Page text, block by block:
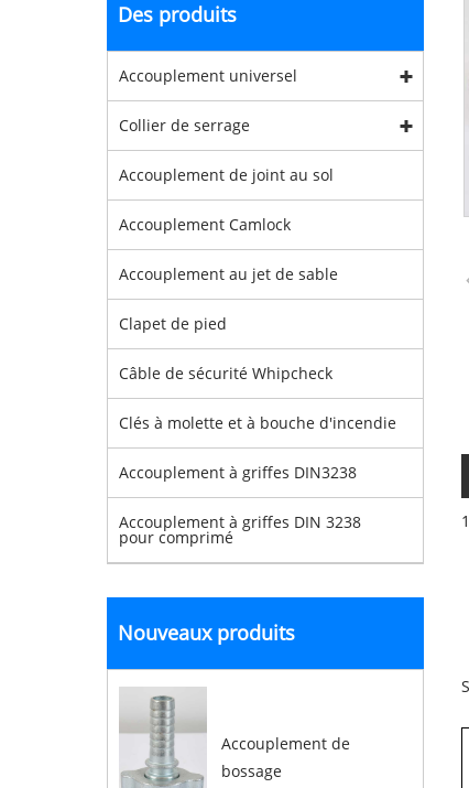
Des produits
Accouplement universel
Collier de serrage
Accouplement de joint au sol
Accouplement Camlock
Accouplement au jet de sable
Clapet de pied
Câble de sécurité Whipcheck
Clés à molette et à bouche d'incendie
Accouplement à griffes DIN3238
Accouplement à griffes DIN 3238
pour comprimé
Nouveaux produits
Accouplement de
bossage